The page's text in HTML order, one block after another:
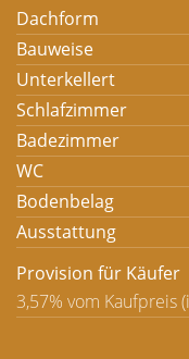
Dachform
Bauweise
Unterkellert
Schlafzimmer
Badezimmer
WC
Bodenbelag
Ausstattung
Provision für Käufer
3,57% vom Kaufpreis